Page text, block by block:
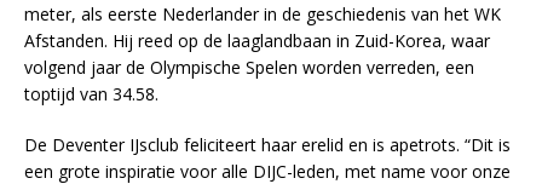
meter, als eerste Nederlander in de geschiedenis van het WK
Afstanden. Hij reed op de laaglandbaan in Zuid-Korea, waar
volgend jaar de Olympische Spelen worden verreden, een
toptijd van 34.58.
De Deventer IJsclub feliciteert haar erelid en is apetrots. “Dit is
een grote inspiratie voor alle DIJC-leden, met name voor onze